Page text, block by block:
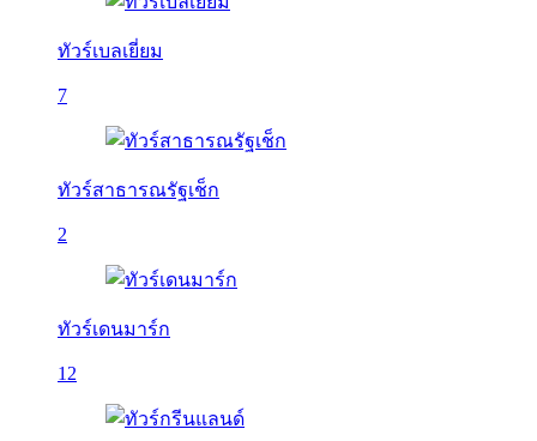
ทัวร์เบลเยี่ยม
7
ทัวร์สาธารณรัฐเช็ก
2
ทัวร์เดนมาร์ก
12